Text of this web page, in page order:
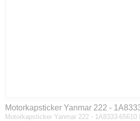
Motorkapsticker Yanmar 222 -
Motorkapsticker Yanmar 222 - 1A8333-